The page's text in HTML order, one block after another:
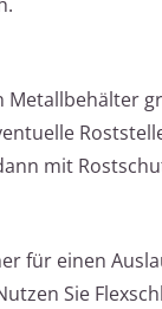
Metallbehälter
mit
für einen
Sie